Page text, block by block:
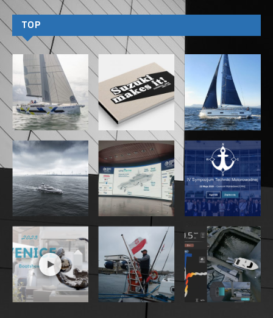
Sasga Rooftop. To bezprecedensowe przedsięwzięcie
przenosi stocznię na Menorkę na nowe terytorium:
luksusowej branży hotelarskiej.
Villa Le Blanc Gran Meliá to pięciogwiazdkowy,
luksusowy hotel położony tuż nad brzegiem morza na
Minorce i jedyny na wyspie członek The Leading Hotels
of the World. W tym sezonie hotel, z widokiem na plażę
Santo Tomás na południowym wybrzeżu, stanie się
tłem dla współpracy wykraczającej poza samą
estetykę. Na tę okazję stocznia stworzyła całkowicie
od podstaw otoczenie: bar przy basenie, leżaki i
parasole, dostosowane do identyfikacji wizualnej
marki Sasga Yachts, z zachowaniem tych samych
kryteriów doboru materiałów i dbałości o detale, które
rządzą budową jej łodzi. Rezultatem jest przestrzeń o
niepowtarzalnym i natychmiast rozpoznawalnym
charakterze. Współpraca wykracza poza sam projekt
architektoniczny. Goście Villi Le Blanc będą mieli
dostęp do ekskluzywnych doświadczeń, które
rozszerzają świat Sasga poza hotel: prywatne
wycieczki po stoczni w Mahón i rejsy po wodach